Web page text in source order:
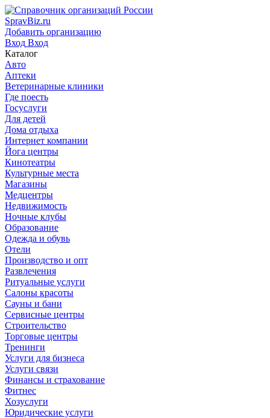
SpravBiz.ru
Добавить организацию
Вход Вход
Каталог
Авто
Аптеки
Ветеринарные клиники
Где поесть
Госуслуги
Для детей
Дома отдыха
Интернет компании
Йога центры
Кинотеатры
Культурные места
Магазины
Медцентры
Недвижимость
Ночные клубы
Образование
Одежда и обувь
Отели
Производство и опт
Развлечения
Ритуальные услуги
Салоны красоты
Сауны и бани
Сервисные центры
Строительство
Торговые центры
Тренинги
Услуги для бизнеса
Услуги связи
Финансы и страхование
Фитнес
Хозуслуги
Юридические услуги